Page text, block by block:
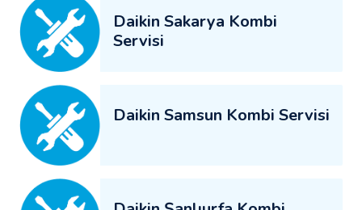
Daikin Sakarya Kombi
Servisi
Daikin Samsun Kombi Servisi